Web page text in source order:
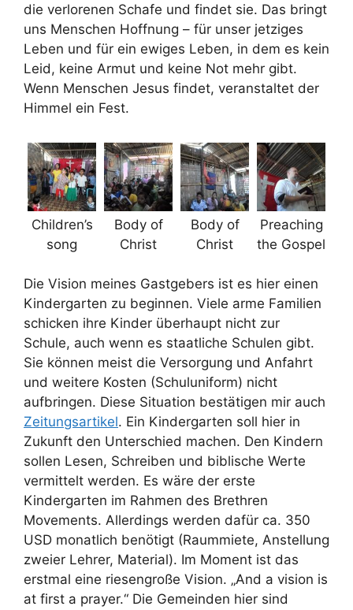
die verlorenen Schafe und findet sie. Das bringt
uns Menschen Hoffnung – für unser jetziges
Leben und für ein ewiges Leben, in dem es kein
Leid, keine Armut und keine Not mehr gibt.
Wenn Menschen Jesus findet, veranstaltet der
Himmel ein Fest.
Children’s
song
Body of
Christ
Body of
Christ
Preaching
the Gospel
Die Vision meines Gastgebers ist es hier einen
Kindergarten zu beginnen. Viele arme Familien
schicken ihre Kinder überhaupt nicht zur
Schule, auch wenn es staatliche Schulen gibt.
Sie können meist die Versorgung und Anfahrt
und weitere Kosten (Schuluniform) nicht
aufbringen. Diese Situation bestätigen mir auch
Zeitungsartikel. Ein Kindergarten soll hier in
Zukunft den Unterschied machen. Den Kindern
sollen Lesen, Schreiben und biblische Werte
vermittelt werden. Es wäre der erste
Kindergarten im Rahmen des Brethren
Movements. Allerdings werden dafür ca. 350
USD monatlich benötigt (Raummiete, Anstellung
zweier Lehrer, Material). Im Moment ist das
erstmal eine riesengroße Vision. „And a vision is
at first a prayer.“ Die Gemeinden hier sind